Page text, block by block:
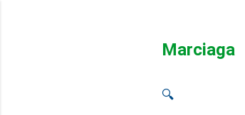
Marciaga
🔍